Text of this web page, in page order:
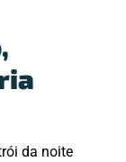
da noite